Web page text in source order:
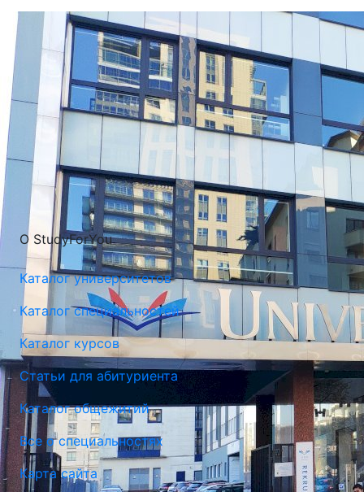
О StudyForYou
Каталог университетов
Каталог специальностей
Каталог курсов
Статьи для абитуриента
Каталог общежитий
Все о специальностях
Карта сайта